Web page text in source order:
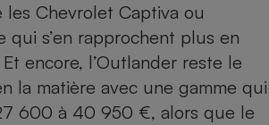
les Chevrolet Captiva ou
qui s’en rapprochent plus en
encore, l’Outlander reste le
la matière avec une gamme qui
600 à 40 950 €, alors que le